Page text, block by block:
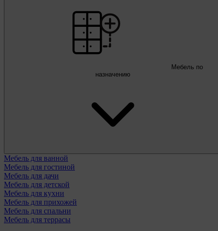
Мебель по
назначению
Мебель для ванной
Мебель для гостиной
Мебель для дачи
Мебель для детской
Мебель для кухни
Мебель для прихожей
Мебель для спальни
Мебель для террасы